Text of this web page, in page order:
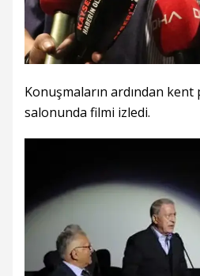
Konuşmaların ardından
salonunda filmi izledi.